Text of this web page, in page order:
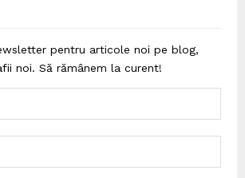
pentru articole noi pe blog,
noi. Să rămânem la curent!